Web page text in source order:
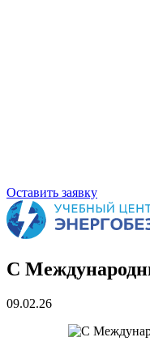
Оставить заявку
С
09.02.26